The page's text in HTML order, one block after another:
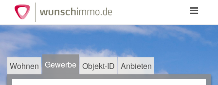
Toggle
Wohnen Gewerbe Objekt-ID Anbieten